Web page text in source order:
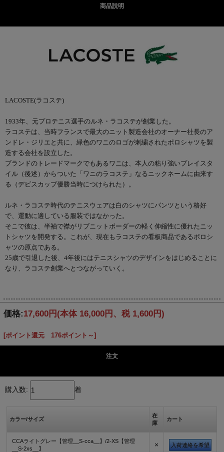
商品説明
LACOSTE(ラコステ)
1933年、元プロテニス選手のルネ・ラコステが創業した。
ラコステは、当時フランスで最大のニット製造会社のオーナー社長のア
ンドレ・ジリエと共に、緑色のワニのロゴが刺繍されたポロシャツを製
造する会社を設立した。
ブランドのトレードマークでもあるワニは、本人の粘り強いプレイスタ
イル（後述）からついた「ワニのラコステ」なるニックネームに由来す
る（デビスカップ優勝当時につけられた）。
ルネ・ラコステ時代のテニスウェアは白のシャツにパンツという格好
で、運動に適している服装ではなかった。
そこで彼は、半袖で襟がリブニットボーダーの軽く伸縮性に優れたニッ
トシャツを開発する。これが、現在もラコステの看板商品であるポロシ
ャツの原点である。
25歳で引退した後、4年後にはテニスシャツのデザインをはじめることに
なり、ラコステ創業へとつながっていく。
価格:17,600円 (本体 16,000円、税 1,600円)
[ポイント還元 176ポイント～]
注文
購入数: 着
カラー/サイズ
在
庫
カート
CCAライトグレー【管理__S-cca__】/2-XS【管理
__S-2xs__】
× 入荷連絡を希望